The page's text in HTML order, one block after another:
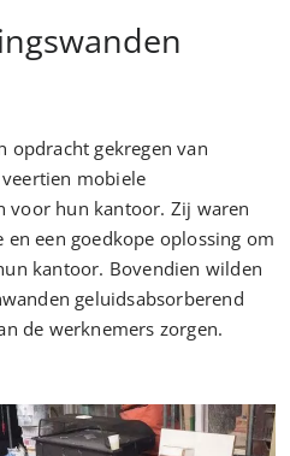
opdracht gekregen van
mobiele
voor hun kantoor. Zij waren
een goedkope oplossing om
kantoor. Bovendien wilden
geluidsabsorberend
de werknemers zorgen.